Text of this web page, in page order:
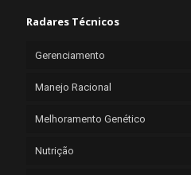
Radares Técnicos
Gerenciamento
Manejo Racional
Melhoramento Genético
Nutrição